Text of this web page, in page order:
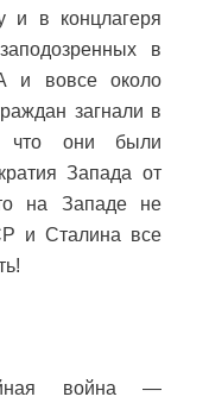
и в концлагеря
в
и вовсе около
загнали в
что они были
Запада от
на Западе не
и Сталина все
война —